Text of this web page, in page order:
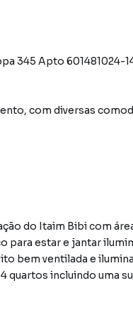
345 Apto 601481024-
, com diversas
do Itaim Bibi com
para estar e jantar
bem ventilada e
quartos incluindo uma
de festas